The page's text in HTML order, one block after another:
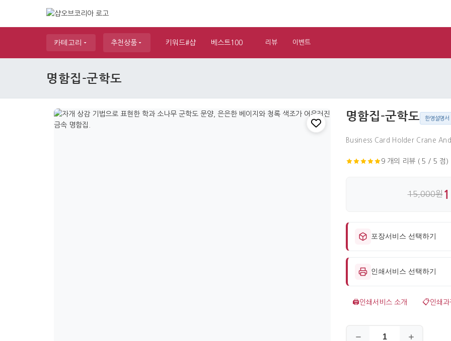
카테고리 추천상품 키워드#샵 베스트100 리뷰 이벤트
명함집-군학도
명함집-군학도 한영설명서
Business Card Holder Crane
9 개의 리뷰 ( 5 / 5 점)
15,000원
포장서비스 선택하기
인쇄서비스 선택하기
🖨️인쇄서비스 소개 📋인쇄